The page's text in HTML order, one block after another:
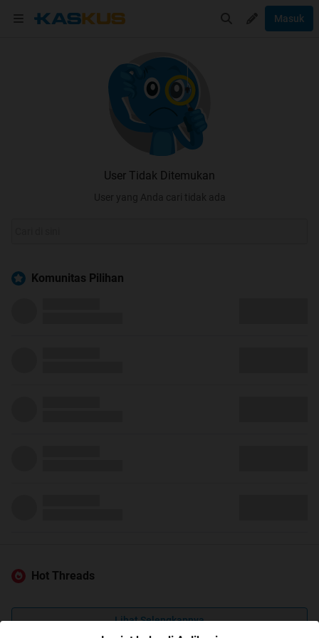
Masuk
User Tidak Ditemukan
User yang Anda cari tidak ada
Komunitas Pilihan
Hot Threads
Lihat Selengkapnya